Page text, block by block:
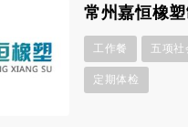
常州嘉恒橡
工作餐 五项社
定期体检